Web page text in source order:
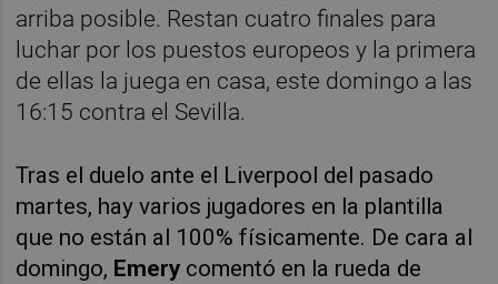
arriba posible. Restan cuatro finales para
luchar por los puestos europeos y la primera
de ellas la juega en casa, este domingo a las
16:15 contra el Sevilla.
Tras el duelo ante el Liverpool del pasado
martes, hay varios jugadores en la plantilla
que no están al 100% físicamente. De cara al
domingo, Emery comentó en la rueda de